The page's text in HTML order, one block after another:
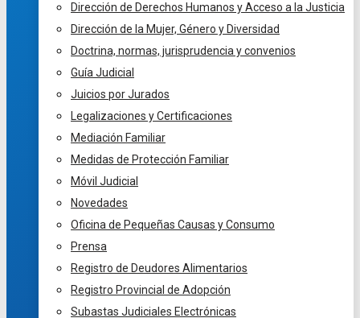
Dirección de Derechos Humanos y Acceso a la Justicia
Dirección de la Mujer, Género y Diversidad
Doctrina, normas, jurisprudencia y convenios
Guía Judicial
Juicios por Jurados
Legalizaciones y Certificaciones
Mediación Familiar
Medidas de Protección Familiar
Móvil Judicial
Novedades
Oficina de Pequeñas Causas y Consumo
Prensa
Registro de Deudores Alimentarios
Registro Provincial de Adopción
Subastas Judiciales Electrónicas